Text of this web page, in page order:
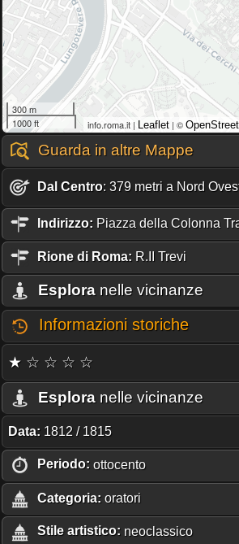
300 m
1000 ft
info.roma.it | Leaflet | ©
Guarda in altre Mappe
Dal Centro: 379 metri a Nord
Indirizzo: Piazza della Colonna
Rione di Roma: R.II Trevi
Esplora nelle vicinanze
Informazioni storiche
★ ☆ ☆ ☆ ☆
Esplora nelle vicinanze
Data: 1812 / 1815
Periodo: ottocento
Categoria: oratori
Stile artistico: neoclassico